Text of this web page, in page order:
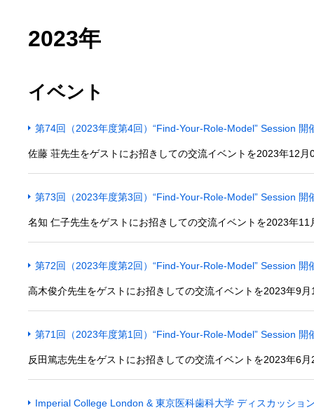
2023年
イベント
第74回（2023年度第4回）“Find-Your-Role-Model” Session
佐藤 荘先生をゲストにお招きしての交流イベントを2023年12
第73回（2023年度第3回）“Find-Your-Role-Model” Session
名知 仁子先生をゲストにお招きしての交流イベントを2023年
第72回（2023年度第2回）“Find-Your-Role-Model” Session
高木俊介先生をゲストにお招きしての交流イベントを2023年9
第71回（2023年度第1回）“Find-Your-Role-Model” Session
反田篤志先生をゲストにお招きしての交流イベントを2023年6
Imperial College London & 東京医科歯科大学 ディスカッショ